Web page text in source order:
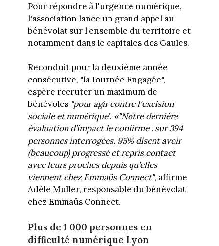
Pour répondre à l'urgence numérique,
l'association lance un grand appel au
bénévolat sur l'ensemble du territoire et
notamment dans le capitales des Gaules.
Reconduit pour la deuxième année
consécutive, "la Journée Engagée",
espère recruter un maximum de
bénévoles "pour agir contre l'excision
sociale et numérique". «"Notre dernière
évaluation d’impact le confirme : sur 394
personnes interrogées, 95% disent avoir
(beaucoup) progressé et repris contact
avec leurs proches depuis qu’elles
viennent chez Emmaüs Connect", affirme
Adèle Muller, responsable du bénévolat
chez Emmaüs Connect.
Plus de 1 000 personnes en
difficulté numérique Lyon